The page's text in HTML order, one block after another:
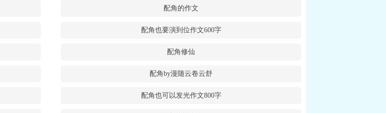
配角的作文
配角也要演到位作文600字
配角修仙
配角by漫随云卷云舒
配角也可以发光作文800字